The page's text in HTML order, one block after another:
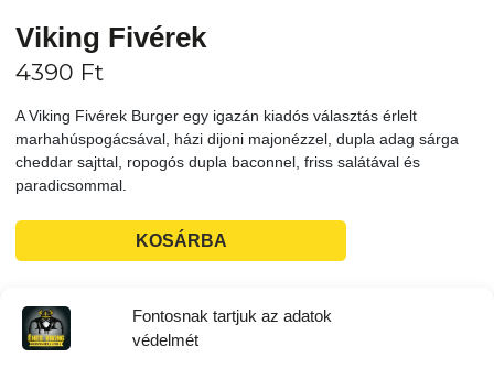
Fontosnak tartjuk az adatok
védelmét
Viking Fivérek
4390 Ft
A Viking Fivérek Burger egy igazán kiadós választás érlelt
marhahúspogácsával, házi dijoni majonézzel, dupla adag sárga
cheddar sajttal, ropogós dupla baconnel, friss salátával és
paradicsommal.
KOSÁRBA
Tovább a teljes étlaphoz >